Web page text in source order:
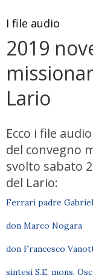
I file audio
2019
Lario
Ecco i file
del convegno
svolto sabato
del Lario:
Ferrari padre
don Marco Nogara
don Francesco
sintesi S.E. mons.